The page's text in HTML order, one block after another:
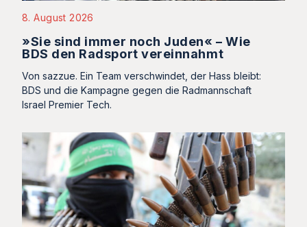
8. August 2026
»Sie sind immer noch Juden« – Wie
BDS den Radsport vereinnahmt
Von sazzue. Ein Team verschwindet, der Hass bleibt:
BDS und die Kampagne gegen die Radmannschaft
Israel Premier Tech.